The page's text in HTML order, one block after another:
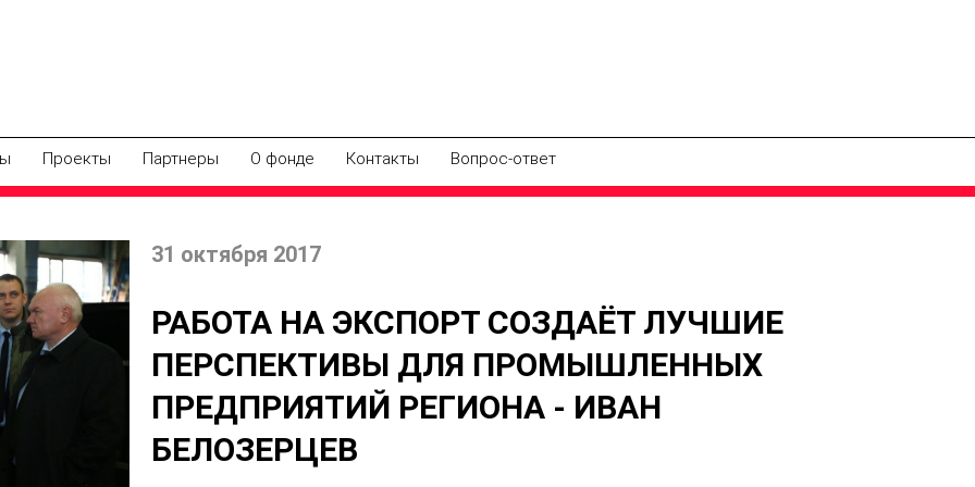
Проекты Партнеры О фонде Контакты Вопрос-ответ
31 октября 2017
РАБОТА НА ЭКСПОРТ СОЗДАЁТ ЛУЧШИЕ
ПЕРСПЕКТИВЫ ДЛЯ ПРОМЫШЛЕННЫХ
ПРЕДПРИЯТИЙ РЕГИОНА - ИВАН
БЕЛОЗЕРЦЕВ